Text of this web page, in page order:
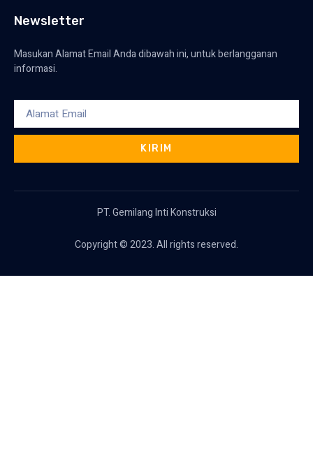
Newsletter
Masukan Alamat Email Anda dibawah ini, untuk berlangganan
informasi.
KIRIM
PT. Gemilang Inti Konstruksi
Copyright © 2023. All rights reserved.